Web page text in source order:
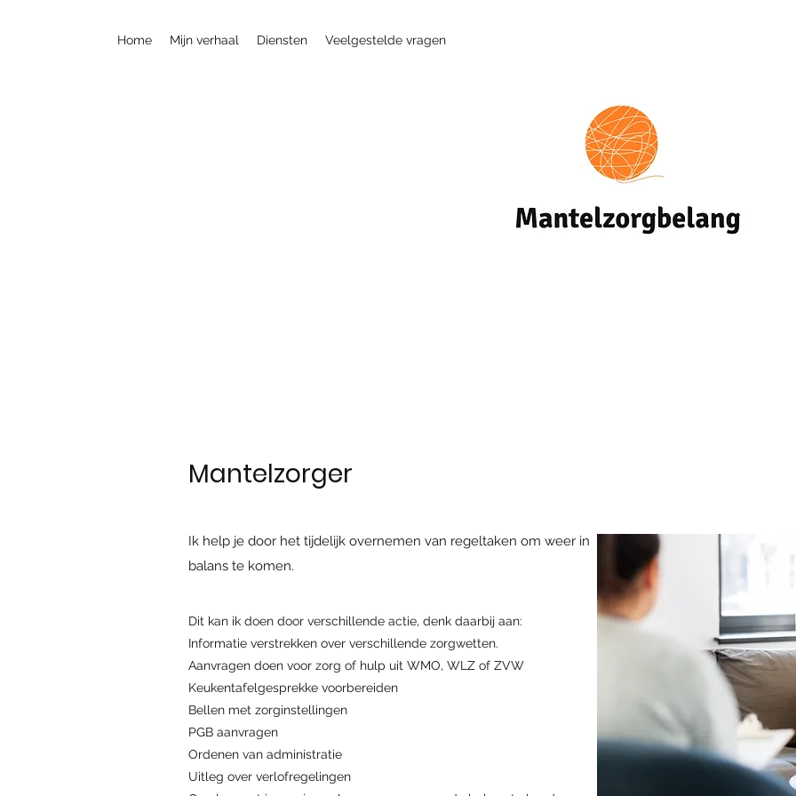
Home Mijn verhaal Diensten Veelgestelde vragen
Mantelzorger
Ik help je door het tijdelijk overnemen van regeltaken om weer in
balans te komen.
Dit kan ik doen door verschillende actie, denk daarbij aan:
Informatie verstrekken over verschillende zorgwetten.
Aanvragen doen voor zorg of hulp uit WMO, WLZ of ZVW
Keukentafelgesprekke voorbereiden
Bellen met zorginstellingen
PGB aanvragen
Ordenen van administratie
Uitleg over verlofregelingen